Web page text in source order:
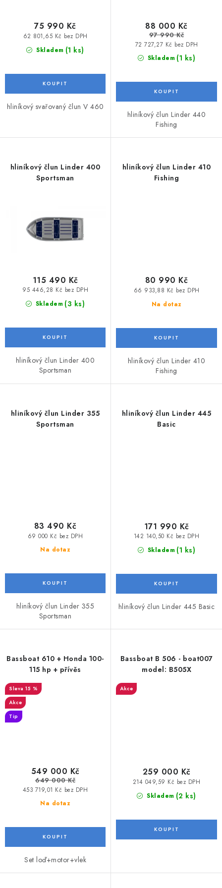
PŘÍSLUŠENSTVÍ K ČLUNŮM
PŘÍVĚSY K LODÍM
ZNAČKY
Skladem (1 ks)
62 801,65 Kč bez DPH
75 990 Kč
hliníkový svařovaný člun V 460
Skladem (1 ks)
72 727,27 Kč bez DPH
88 000 Kč
97 990 Kč
hliníkový člun Linder 440
Fishing
hliníkový člun Linder 400
Sportsman
Skladem (3 ks)
95 446,28 Kč bez DPH
115 490 Kč
hliníkový člun Linder 400
Sportsman
hliníkový člun Linder 410
Fishing
Na dotaz
66 933,88 Kč bez DPH
80 990 Kč
hliníkový člun Linder 410
Fishing
hliníkový člun Linder 355
Sportsman
Na dotaz
69 000 Kč bez DPH
83 490 Kč
hliníkový člun Linder 355
Sportsman
hliníkový člun Linder 445
Basic
Skladem (1 ks)
142 140,50 Kč bez DPH
171 990 Kč
hliníkový člun Linder 445 Basic
Bassboat 610 + Honda 100-
115 hp + přívěs
15 %
Akce
Tip
Na dotaz
453 719,01 Kč bez DPH
549 000 Kč
649 000 Kč
Set loď+motor+vlek
Bassboat B 506 - boat007
model: B505X
Akce
Skladem (2 ks)
214 049,59 Kč bez DPH
259 000 Kč